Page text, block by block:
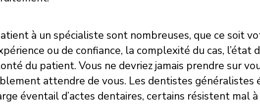
à un spécialiste sont nombreuses, que ce soit
ou de confiance, la complexité du cas, l’état
du patient. Vous ne devriez jamais prendre sur
attendre de vous. Les dentistes généralistes
éventail d’actes dentaires, certains résistent mal